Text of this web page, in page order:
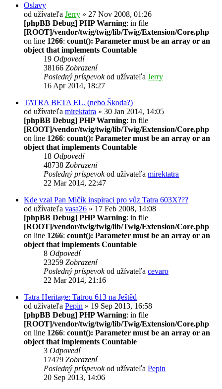
Oslavy
od užívateľa Jerry » 27 Nov 2008, 01:26
[phpBB Debug] PHP Warning: in file
[ROOT]/vendor/twig/twig/lib/Twig/Extension/Core.php
on line 1266: count(): Parameter must be an array or an
object that implements Countable
19 Odpovedí
38166 Zobrazení
Posledný príspevokod užívateľa Jerry
16 Apr 2014, 18:27
TATRA BETA EL. (nebo Škoda?)
od užívateľa mirektatra » 30 Jan 2014, 14:05
[phpBB Debug] PHP Warning: in file
[ROOT]/vendor/twig/twig/lib/Twig/Extension/Core.php
on line 1266: count(): Parameter must be an array or an
object that implements Countable
18 Odpovedí
48738 Zobrazení
Posledný príspevokod užívateľa mirektatra
22 Mar 2014, 22:47
Kde vzal Pan Mičík inspiraci pro vůz Tatra 603X???
od užívateľa vasa26 » 17 Feb 2008, 14:08
[phpBB Debug] PHP Warning: in file
[ROOT]/vendor/twig/twig/lib/Twig/Extension/Core.php
on line 1266: count(): Parameter must be an array or an
object that implements Countable
8 Odpovedí
23259 Zobrazení
Posledný príspevokod užívateľa cevaro
22 Mar 2014, 21:16
Tatra Heritage: Tatrou 613 na Ještěd
od užívateľa Pepin » 19 Sep 2013, 16:58
[phpBB Debug] PHP Warning: in file
[ROOT]/vendor/twig/twig/lib/Twig/Extension/Core.php
on line 1266: count(): Parameter must be an array or an
object that implements Countable
3 Odpovedí
17479 Zobrazení
Posledný príspevokod užívateľa Pepin
20 Sep 2013, 14:06